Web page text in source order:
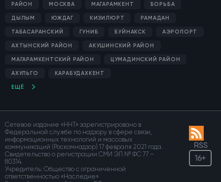
РАЙОН МОСКВА МАГАРАМКЕНТ БОРЬБА
ДЫЛЫМ ЮЖДАГ КИЗИЛЮРТ РАМАДАН
ТАБАСАРАНСКИЙ ГУНИБ БУЙНАКСК АЭРОПОРТ
АХТЫНСКИЙ РАЙОН АКУШИНСКИЙ РАЙОН
МАГАРАМКЕНТСКИЙ РАЙОН ЦУМАДИНСКИЙ РАЙОН
АХУЛЬГО КАРАБУДАХКЕНТ
ЕЩЁ
Сетевое издание «ННТ» зарегистрировано в
Федеральной службе по надзору в сфере связи,
информационных технологий и массовых
коммуникаций (Роскомнадзор) 17 февраля 2021 года.
Свидетельство о регистрации СМИ ЭЛ № ФС 77 –
80314.
Учредитель: Общество с ограниченной
ответственностью «Наследие»
RSS
16+